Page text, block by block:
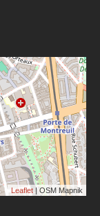
Leaflet | OSM Mapnik